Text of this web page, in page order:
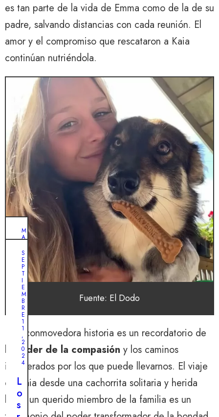
es tan parte de la vida de Emma como de la de su
padre, salvando distancias con cada reunión. El
amor y el compromiso que rescataron a Kaia
continúan nutriéndola.
Fuente: El Dodo
Esta conmovedora historia es un recordatorio de
la
poder de la compasión y los caminos
inesperados por los que puede llevarnos. El viaje
de Kaia desde una cachorrita solitaria y herida
hasta un querido miembro de la familia es un
M
A
O
2
,
2
0
2
4
P
o
d
e
s
t
M
A
Y
O
1
3
,
2
0
2
U
n
i
S
E
P
T
I
E
M
B
R
E
1
1
,
2
0
2
4
L
o
s